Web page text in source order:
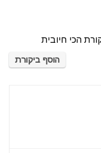
הכי חיובית
הוסף ביקורת